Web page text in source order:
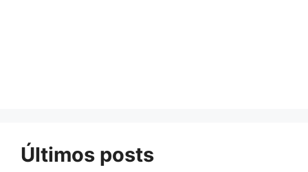
Últimos posts